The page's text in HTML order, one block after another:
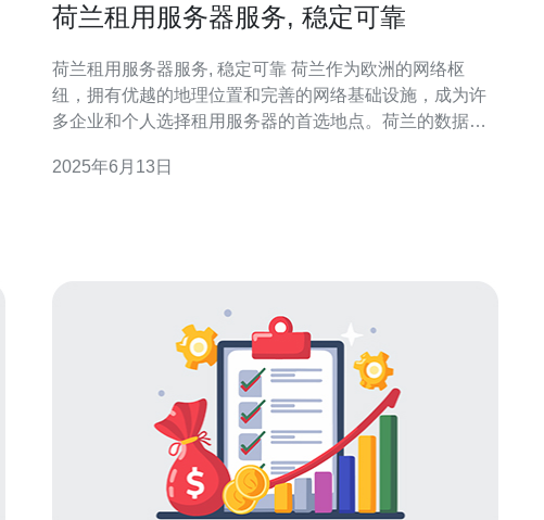
荷兰租用服务器服务, 稳定可靠
荷兰租用服务器服务, 稳定可靠 荷兰作为欧洲的网络枢
纽，拥有优越的地理位置和完善的网络基础设施，成为许
多企业和个人选择租用服务器的首选地点。荷兰的数据中
够满足各类网站和应用的需求。 租用荷兰服务器的优势在
2025年6月13日